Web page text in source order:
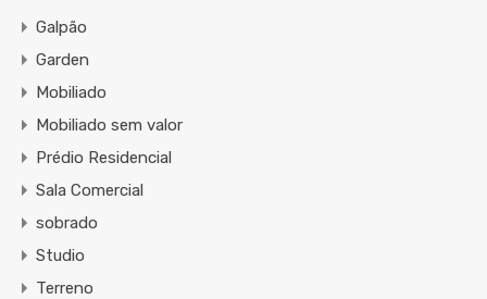
Galpão
Garden
Mobiliado
Mobiliado sem valor
Prédio Residencial
Sala Comercial
sobrado
Studio
Terreno